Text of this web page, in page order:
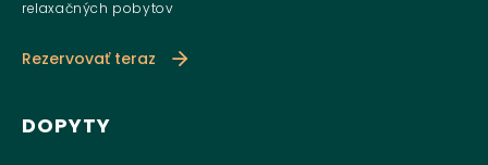
relaxačných pobytov
Rezervovať teraz
DOPYTY